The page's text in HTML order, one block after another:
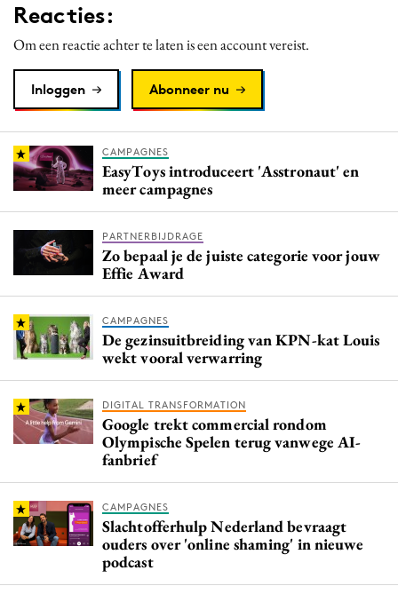
Purpose Marketing
Reputatie & crisis
Reacties:
Om een reactie achter te laten is een account vereist.
Inloggen Abonneer nu
CAMPAGNES
EasyToys introduceert 'Asstronaut' en
meer campagnes
PARTNERBIJDRAGE
Zo bepaal je de juiste categorie voor jouw
Effie Award
CAMPAGNES
De gezinsuitbreiding van KPN-kat Louis
wekt vooral verwarring
DIGITAL TRANSFORMATION
Google trekt commercial rondom
Olympische Spelen terug vanwege AI-
fanbrief
CAMPAGNES
Slachtofferhulp Nederland bevraagt
ouders over 'online shaming' in nieuwe
podcast